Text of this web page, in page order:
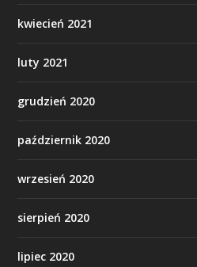
kwiecień 2021
luty 2021
grudzień 2020
październik 2020
wrzesień 2020
sierpień 2020
lipiec 2020